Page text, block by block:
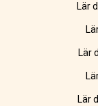
Lär
Lär
Lär